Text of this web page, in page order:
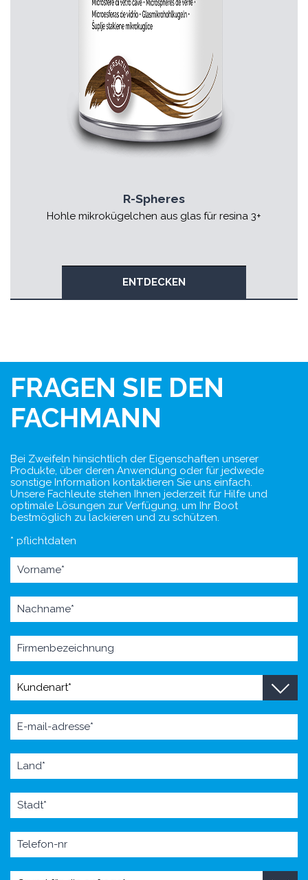
R-Spheres
Hohle mikrokügelchen aus glas für resina 3+
ENTDECKEN
FRAGEN SIE DEN
FACHMANN
Bei Zweifeln hinsichtlich der Eigenschaften unserer
Produkte, über deren Anwendung oder für jedwede
sonstige Information kontaktieren Sie uns einfach.
Unsere Fachleute stehen Ihnen jederzeit für Hilfe und
optimale Lösungen zur Verfügung, um Ihr Boot
bestmöglich zu lackieren und zu schützen.
* pflichtdaten